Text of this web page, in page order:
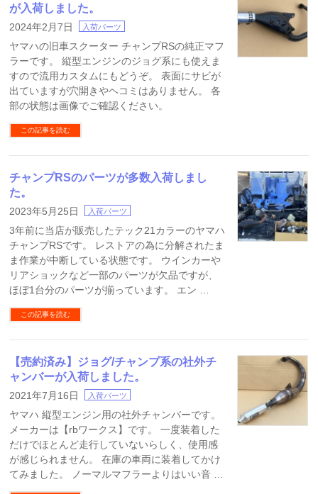
が入荷しました。
2024年2月7日 入荷パーツ
ヤマハの旧車スクーター チャンプRSの純正マフ
ラーです。 縦型エンジンのジョグ系にも使えま
すので流用カスタムにもどうぞ。 表面にサビが
出ていますが穴開きやヘコミはありません。 各
部の状態は画像でご確認ください。
この記事を読む
チャンプRSのパーツが多数入荷しまし
た。
2023年5月25日 入荷パーツ
3年前に当店が販売したテック21カラーのヤマハ
チャンプRSです。 レストアの為に分解されたま
ま作業が中断している状態です。 ウインカーや
リアショックなど一部のパーツが欠品ですが、
ほぼ1台分のパーツが揃っています。 エン …
この記事を読む
【売約済み】ジョグ/チャンプ系の社外チ
ャンバーが入荷しました。
2021年7月16日 入荷パーツ
ヤマハ 縦型エンジン用の社外チャンバーです。
メーカーは【rbワークス】です。 一度装着した
だけでほとんど走行していないらしく、使用感
が感じられません。 在庫の車両に装着してかけ
てみました。 ノーマルマフラーよりはいい音 …